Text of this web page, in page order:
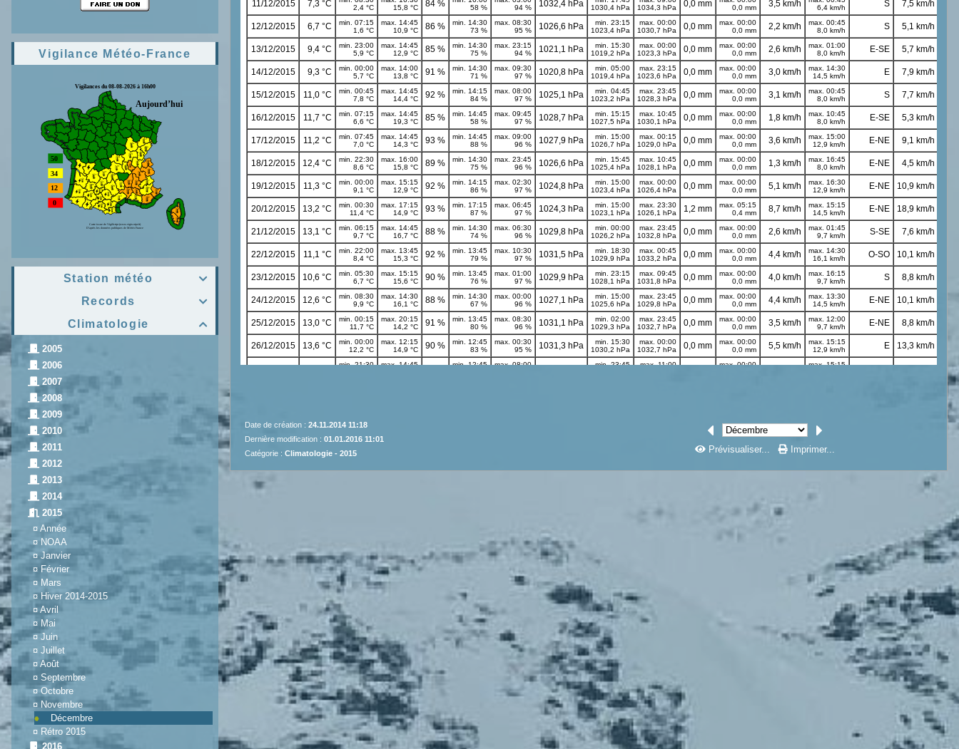
Vigilance Météo-France

Station météo

Records

Climatologie
2005
2006
2007
2008
2009
2010
2011
2012
2013
2014
2015
¤ Année
¤ NOAA
¤ Janvier
¤ Février
¤ Mars
¤ Hiver 2014-2015
¤ Avril
¤ Mai
¤Juin
¤ Juillet
¤ Août
¤ Septembre
¤Octobre
¤ Novembre
Décembre
¤ Rétro 2015
2016
Date de création : 24.11.2014 11:18
Dernière modification : 01.01.2016 11:01
Catégorie : Climatologie - 2015 Prévisualiser... Imprimer...